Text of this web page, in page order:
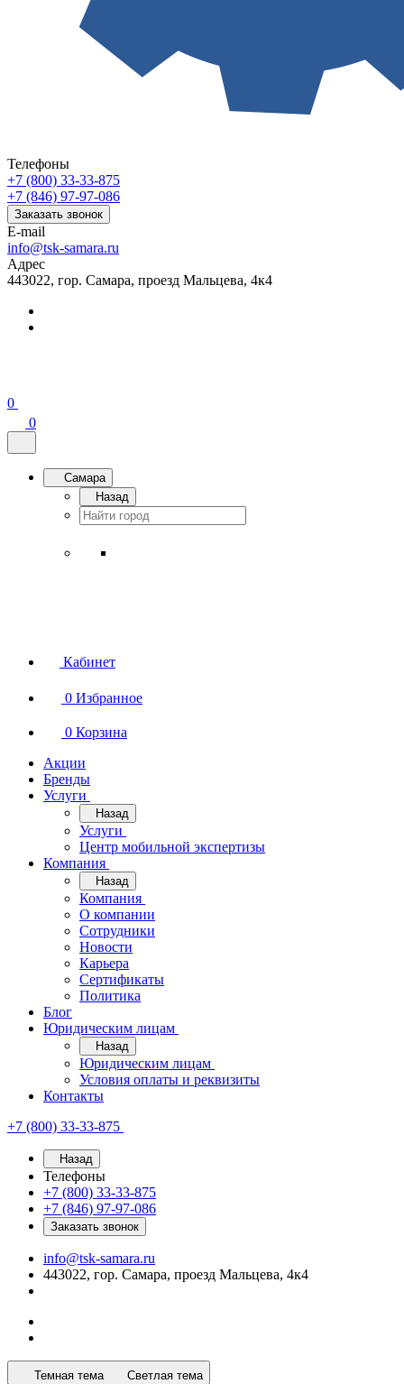
Телефоны
+7 (800) 33-33-875
+7 (846) 97-97-086
Заказать звонок
E-mail
info@tsk-samara.ru
Адрес
443022, гор. Самара, проезд Мальцева, 4к4
0
0
Самара
Назад
Кабинет
0 Избранное
0 Корзина
Акции
Бренды
Услуги
Назад
Услуги
Центр мобильной экспертизы
Компания
Назад
Компания
О компании
Сотрудники
Новости
Карьера
Сертификаты
Политика
Блог
Юридическим лицам
Назад
Юридическим лицам
Условия оплаты и реквизиты
Контакты
+7 (800) 33-33-875
Назад
Телефоны
+7 (800) 33-33-875
+7 (846) 97-97-086
Заказать звонок
info@tsk-samara.ru
443022, гор. Самара, проезд Мальцева, 4к4
Темная тема Светлая тема